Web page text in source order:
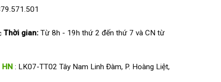
Thời gian:Từ 8h - 19h thứ 2 đến thứ 7 và CN từ
HN: LK07-TT02 Tây Nam Linh Đàm, P. Hoàng Liệt,